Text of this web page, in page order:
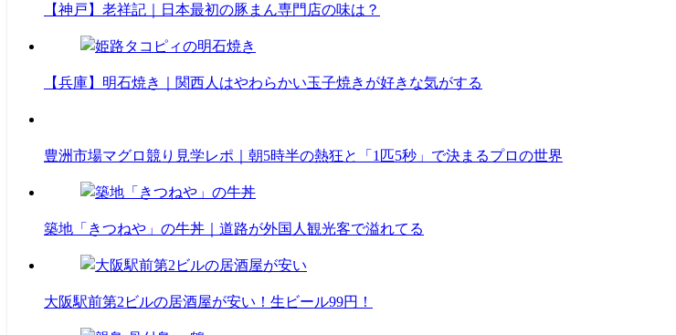
【神戸】老祥記｜日本最初の豚まん専門店の味は？
【兵庫】明石焼き｜関西人はやわらかい玉子焼きが好きな気がする
豊洲市場マグロ競り見学レポ｜朝5時半の熱狂と「1匹5秒」で決まるプロの世界
築地「きつねや」の牛丼｜道路が外国人観光客で溢れてる
大阪駅前第2ビルの居酒屋が安い！生ビール99円！